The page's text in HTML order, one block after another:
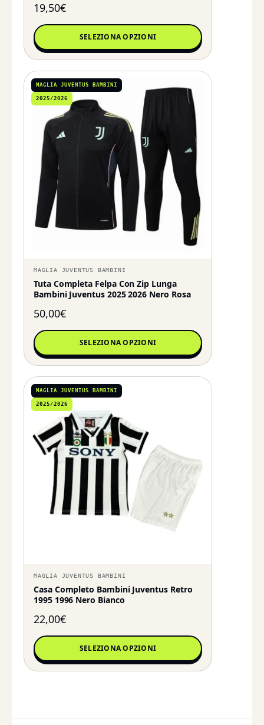
19,50€
SELEZIONA OPZIONI
MAGLIA JUVENTUS BAMBINI
2025/2026
MAGLIA JUVENTUS BAMBINI
Tuta Completa Felpa Con Zip Lunga
Bambini Juventus 2025 2026 Nero Rosa
50,00€
SELEZIONA OPZIONI
MAGLIA JUVENTUS BAMBINI
2025/2026
MAGLIA JUVENTUS BAMBINI
Casa Completo Bambini Juventus Retro
1995 1996 Nero Bianco
22,00€
SELEZIONA OPZIONI